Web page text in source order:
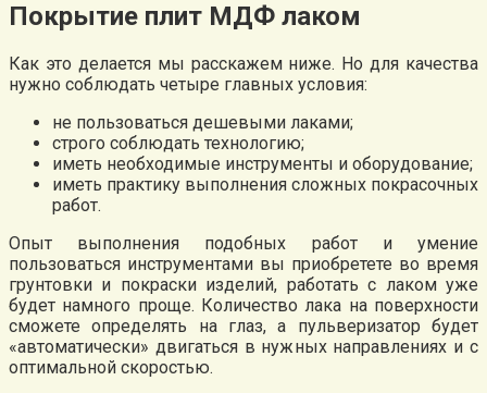
Покрытие плит МДФ лаком
Как это делается мы расскажем ниже. Но для качества
нужно соблюдать четыре главных условия:
не пользоваться дешевыми лаками;
строго соблюдать технологию;
иметь необходимые инструменты и оборудование;
иметь практику выполнения сложных покрасочных
работ.
Опыт выполнения подобных работ и умение
пользоваться инструментами вы приобретете во время
грунтовки и покраски изделий, работать с лаком уже
будет намного проще. Количество лака на поверхности
сможете определять на глаз, а пульверизатор будет
«автоматически» двигаться в нужных направлениях и с
оптимальной скоростью.